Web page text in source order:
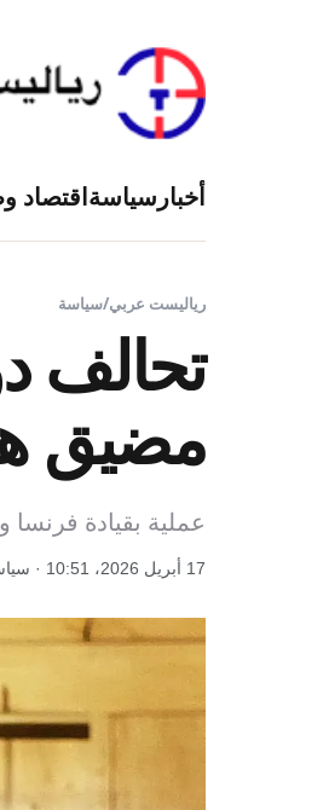
أخبار سياسةاقتصاد
رياليست عربي/سياسة
تحالف
مضيق
عملية بقيادة فرنسا
17 أبريل 2026، 10:51 · سياسة